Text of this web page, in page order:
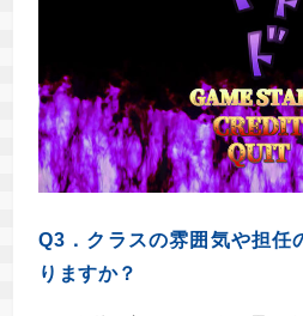
Q3．クラスの雰囲気や担任
りますか？